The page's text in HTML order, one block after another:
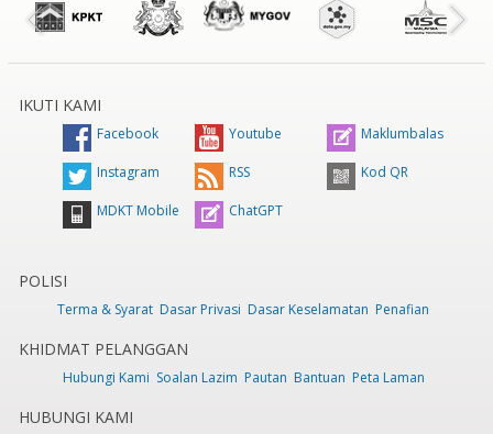
IKUTI KAMI
Facebook Youtube Maklumbalas
Instagram RSS Kod QR
MDKT Mobile ChatGPT
POLISI
Terma & Syarat Dasar Privasi Dasar Keselamatan Penafian
KHIDMAT PELANGGAN
Hubungi Kami Soalan Lazim Pautan Bantuan Peta Laman
HUBUNGI KAMI